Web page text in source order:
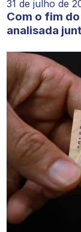
31 de julho de
Com o fim
analisada